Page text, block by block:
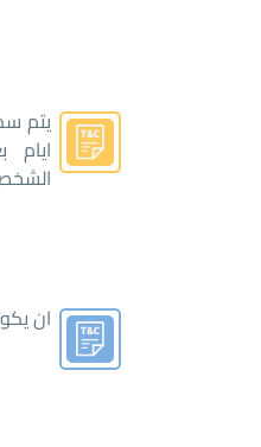
يتم
ايام
ان